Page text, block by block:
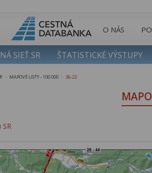
O NÁS
SIEŤ SR ŠTATISTICKÉ VÝSTUPY
MAPOVÉ LISTY - 100 000 36-22
SR